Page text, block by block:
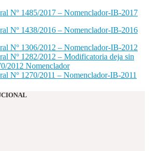
Nº 1485/2017 – Nomenclador-IB-2017
Nº 1438/2016 – Nomenclador-IB-2016
Nº 1306/2012 – Nomenclador-IB-2012
Nº 1282/2012 – Modificatoria deja sin
2012 Nomenclador
Nº 1270/2011 – Nomenclador-IB-2011